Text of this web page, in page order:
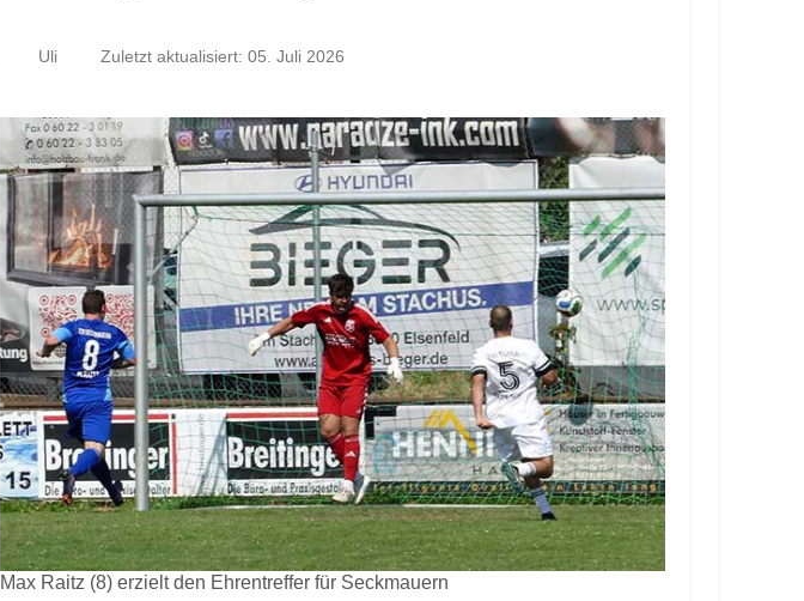
Uli Zuletzt aktualisiert: 05. Juli 2026
Max Raitz (8) erzielt den Ehrentreffer für Seckmauern